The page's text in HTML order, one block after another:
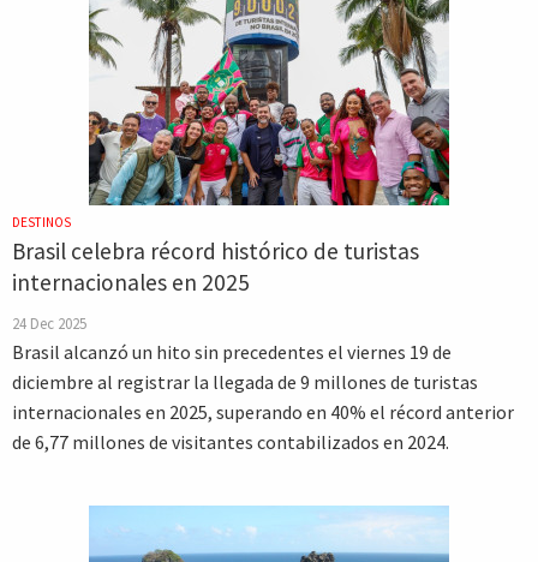
DESTINOS
Brasil celebra récord histórico de turistas
internacionales en 2025
24 Dec 2025
Brasil alcanzó un hito sin precedentes el viernes 19 de
diciembre al registrar la llegada de 9 millones de turistas
internacionales en 2025, superando en 40% el récord anterior
de 6,77 millones de visitantes contabilizados en 2024.